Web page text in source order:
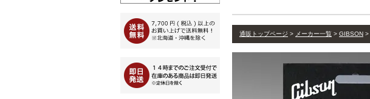
通販トップページ メーカー一覧 GIBSON